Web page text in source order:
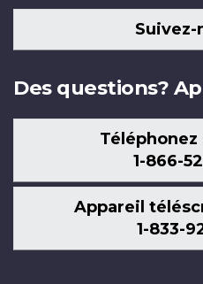
Suivez-
Des questions?
Téléphonez
1-866-
Appareil
1-833-